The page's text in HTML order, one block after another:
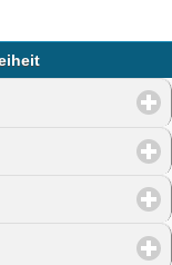
click to expand